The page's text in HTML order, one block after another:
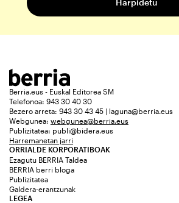
Berria.eus - Euskal Editorea SM
Telefonoa: 943 30 40 30
Bezero arreta: 943 30 43 45 | laguna@berria.eus
Webgunea: webgunea@berria.eus
Publizitatea: publi@bidera.eus
Harremanetan jarri
ORRIALDE KORPORATIBOAK
Ezagutu BERRIA Taldea
BERRIA berri bloga
Publizitatea
Galdera-erantzunak
LEGEA